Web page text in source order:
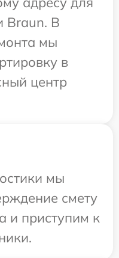
Braun. В
мы
в
центр
мы
смету
и приступим к